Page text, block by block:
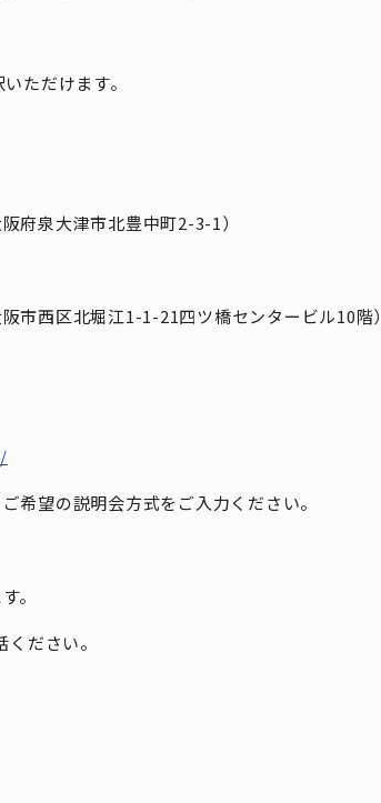
ただけます。
府泉大津市北豊中町2-3-1）
西区北堀江1-1-21四ツ橋センタービル10階）
希望の説明会方式をご入力ください。
。
ださい。